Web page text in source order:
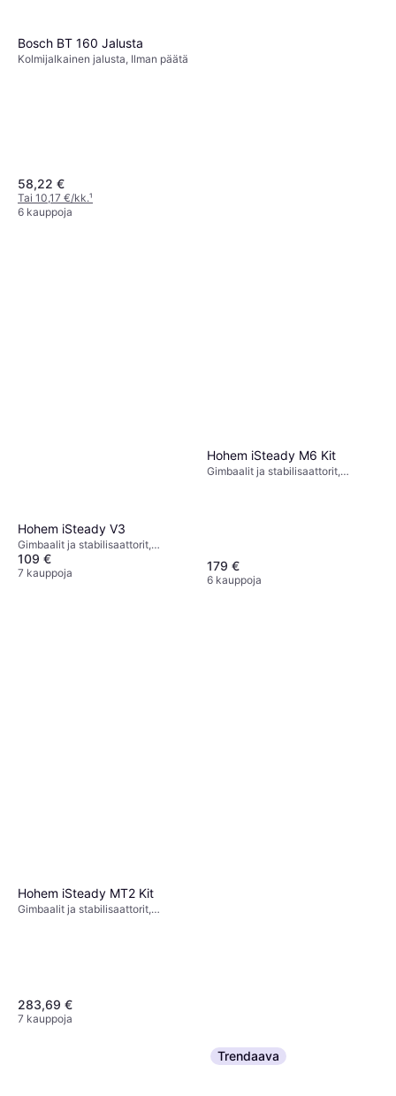
Bosch BT 160 Jalusta
Kolmijalkainen jalusta, Ilman päätä
58,22 €
Tai 10,17 €/kk.¹
6 kauppoja
Hohem iSteady V3
Gimbaalit ja stabilisaattorit,
Gimbaalipää, Puhelinteline
109 €
7 kauppoja
Hohem iSteady M6 Kit
Gimbaalit ja stabilisaattorit,
179 €
6 kauppoja
Hohem iSteady MT2 Kit
Gimbaalit ja stabilisaattorit,
283,69 €
7 kauppoja
Trendaava